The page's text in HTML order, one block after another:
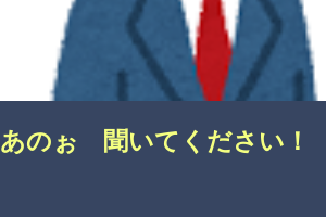
あのぉ 聞いてください！